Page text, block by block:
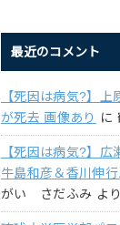
最近のコメント
【死因は病気?】
が死去 画像あり
に
【死因は病気?】
牛島和彦＆香川伸
がい さだふみ より